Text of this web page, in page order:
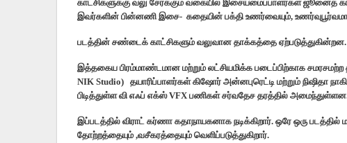
காட்சிகளுக்கு வலு சேர்க்கும் வகையில் இசையமைப்பாளர்கள் ஜூனைத்
இவர்களின் பின்னணி இசை- கதையின் பக்தி உணர்வையும்,
படத்தின் சண்டைக் காட்சிகளும் வலுவான தாக்கத்தை ஏற்படுத்துகின்றன.
இத்தகைய பிரம்மாண்டமான மற்றும் லட்சியமிக்க படைப்பிற்காக
NIK Studio) தயாரிப்பாளர்கள் கிஷோர் அன்னபுரெட்டி மற்றும் நிஷிதா
பிடித்துள்ள வி எஃப் எக்ஸ் VFX பணிகள் சர்வதேச தரத்தில்
இப்படத்தில் விராட் கர்ணா கதாநாயகனாக நடிக்கிறார். ஒரே ஒரு படத்தில்
தோற்றத்தையும் ,வசீகரத்தையும் வெளிப்படுத்துகிறார்.